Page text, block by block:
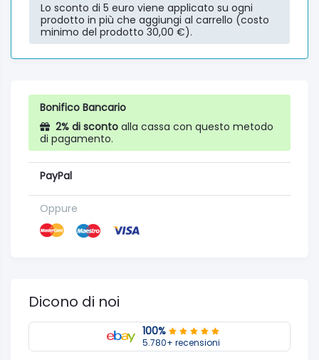
Lo sconto di 5 euro viene applicato su ogni
prodotto in più che aggiungi al carrello (costo
minimo del prodotto 30,00 €).
Bonifico Bancario
2% di sconto alla cassa con questo metodo
di pagamento.
PayPal
Oppure
Dicono di noi
100%
5.780+ recensioni